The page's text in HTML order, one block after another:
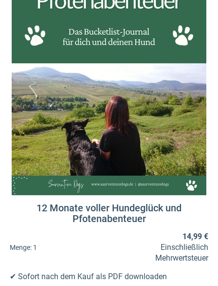
12 Monate voller Hundeglück und
Pfotenabenteuer
Menge: 1
14,99 €
Einschließlich
Mehrwertsteuer
✔ Sofort nach dem Kauf als PDF downloaden